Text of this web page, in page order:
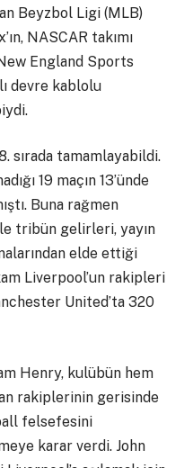
Beyzbol Ligi (MLB)
NASCAR takımı
England Sports
devre kablolu
sırada tamamlayabildi.
19 maçın 13’ünde
Buna rağmen
tribün gelirleri, yayın
elde ettiği
Liverpool’un rakipleri
United’ta 320
Henry, kulübün hem
rakiplerinin gerisinde
felsefesini
karar verdi. John